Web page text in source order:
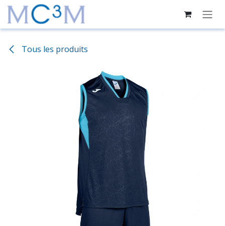
Se rendre au contenu
Tous les produits